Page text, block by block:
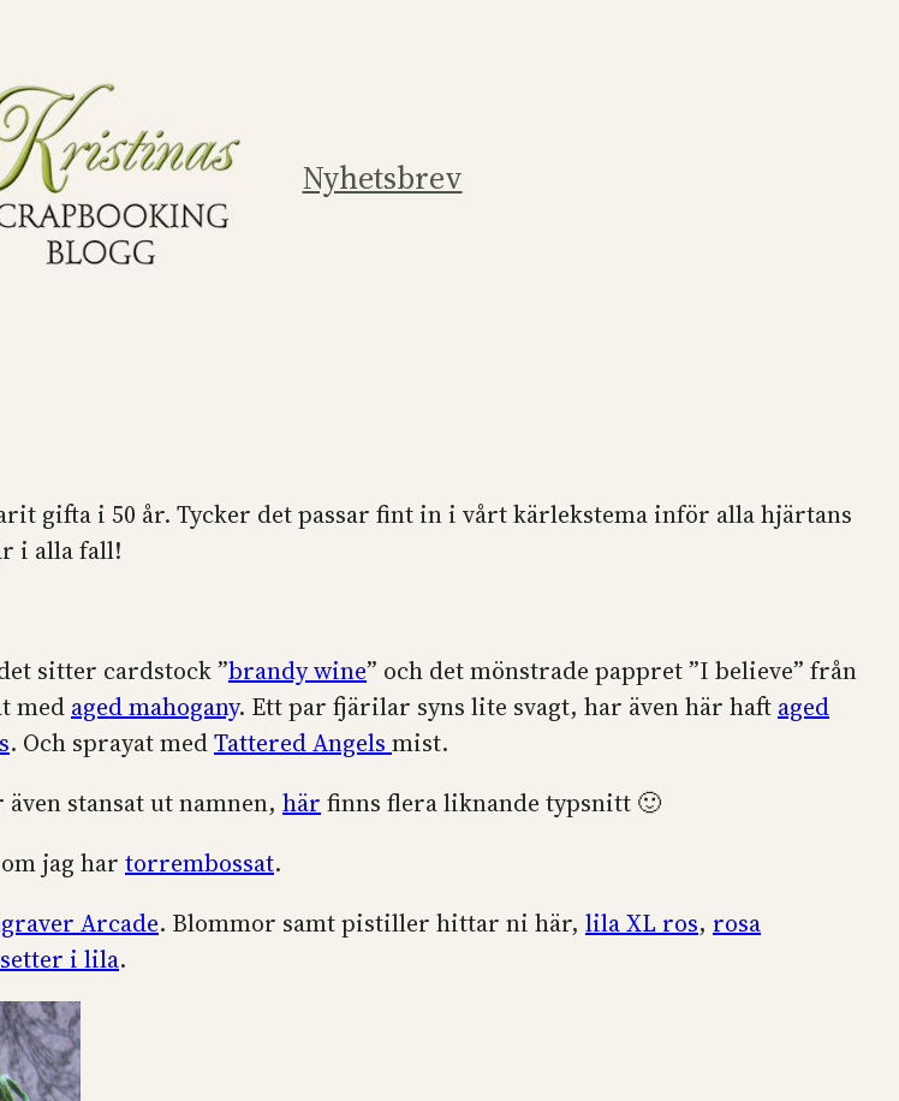
Nyhetsbrev
gifta i 50 år. Tycker det passar fint in i vårt kärlekstema inför alla hjärtans
i alla fall!
sitter cardstock ”brandy wine” och det mönstrade pappret ”I believe” från
med aged mahogany. Ett par fjärilar syns lite svagt, har även här haft aged
. Och sprayat medTattered Angels mist.
även stansat ut namnen, här finns flera liknande typsnitt 🙂
jag har torrembossat.
Arcade. Blommor samt pistiller hittar ni här, lila XL ros, rosa
i lila.